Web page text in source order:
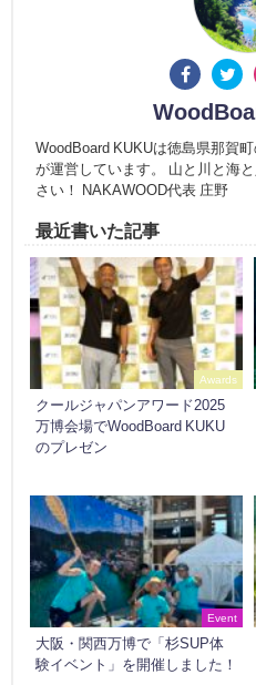
WoodBoard KUKUは徳島県那賀
が運営しています。 山と川と海
さい！ NAKAWOOD代表 庄野
最近書いた記事
Awards
クールジャパンアワード2025
万博会場でWoodBoard KUKU
のプレゼン
Event
大阪・関西万博で「杉SUP体
験イベント」を開催しました！